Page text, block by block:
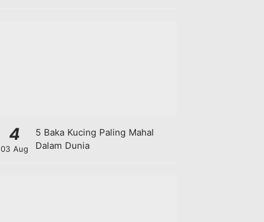
4
03 Aug
5 Baka Kucing Paling Mahal
Dalam Dunia